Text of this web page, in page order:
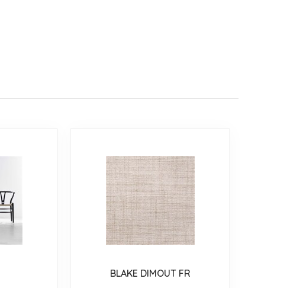
BLAKE DIMOUT FR